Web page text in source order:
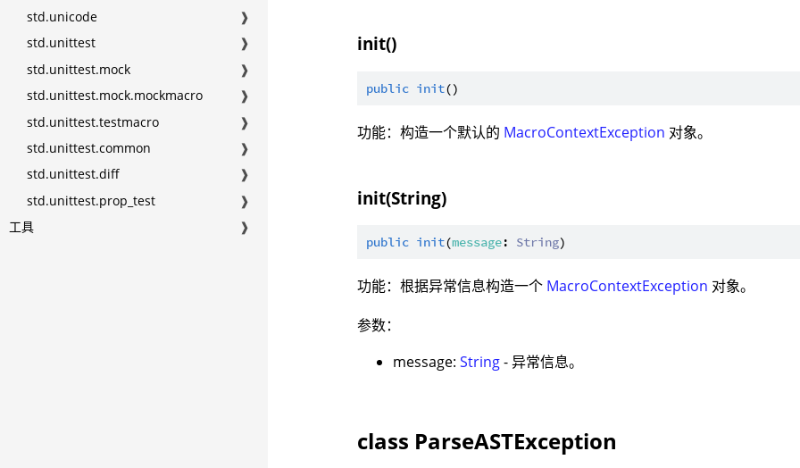
std.unicode
❱
std.unittest
❱
std.unittest.mock
❱
std.unittest.mock.mockmacro
❱
std.unittest.testmacro
❱
std.unittest.common
❱
std.unittest.diff
❱
std.unittest.prop_test
❱
工具
❱
init()
public init
功能：构造一个默认的 MacroContextException 对象。
init(String)
public init(message: String
功能：根据异常信息构造一个 MacroContextException 对象。
参数：
message:String- 异常信息。
class ParseASTException